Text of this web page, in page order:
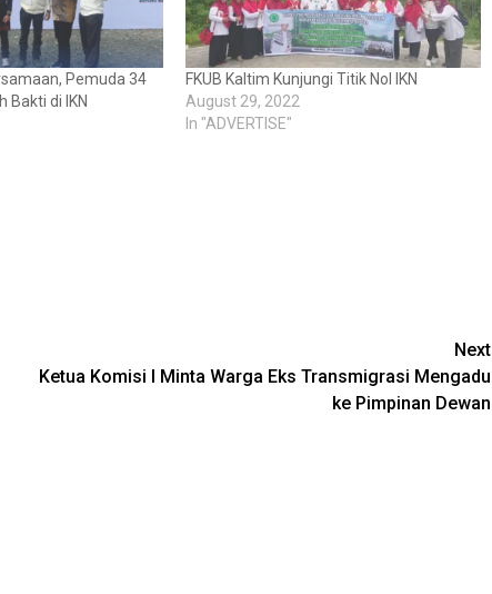
Pemuda 34
Bakti di IKN
FKUB Kaltim Kunjungi Titik Nol IKN
August 29, 2022
In "ADVERTISE"
Next
Ketua Komisi I Minta Warga Eks Transmigrasi Mengadu
ke Pimpinan Dewan